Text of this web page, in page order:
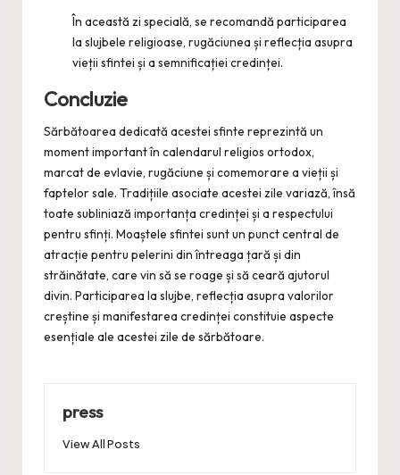
În această zi specială, se recomandă participarea
la slujbele religioase, rugăciunea și reflecția asupra
vieții sfintei și a semnificației credinței.
Concluzie
Sărbătoarea dedicată acestei sfinte reprezintă un
moment important în calendarul religios ortodox,
marcat de evlavie, rugăciune și comemorare a vieții și
faptelor sale. Tradițiile asociate acestei zile variază, însă
toate subliniază importanța credinței și a respectului
pentru sfinți. Moaștele sfintei sunt un punct central de
atracție pentru pelerini din întreaga țară și din
străinătate, care vin să se roage și să ceară ajutorul
divin. Participarea la slujbe, reflecția asupra valorilor
creștine și manifestarea credinței constituie aspecte
esențiale ale acestei zile de sărbătoare.
press
View All Posts